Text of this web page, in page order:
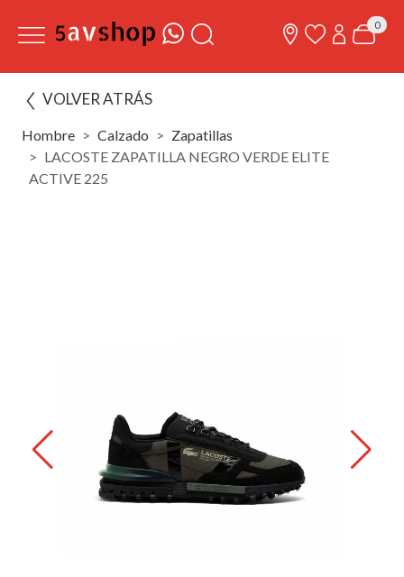
0
VOLVER ATRÁS
Hombre Calzado
Zapatillas
LACOSTE ZAPATILLA NEGRO VERDE ELITE
ACTIVE 225